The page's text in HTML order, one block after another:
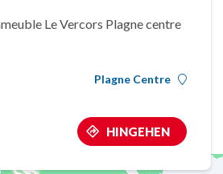
Le Vercors Plagne centre
Plagne Centre
HINGEHEN